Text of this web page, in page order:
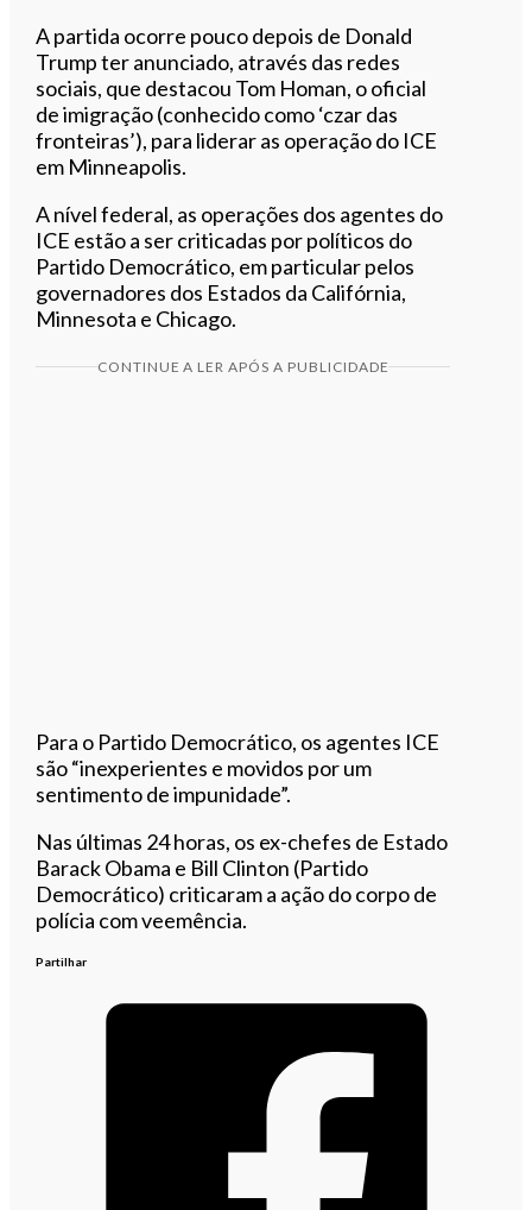
A partida ocorre pouco depois de Donald
Trump ter anunciado, através das redes
sociais, que destacou Tom Homan, o oficial
de imigração (conhecido como ‘czar das
fronteiras’), para liderar as operação do ICE
em Minneapolis.
A nível federal, as operações dos agentes do
ICE estão a ser criticadas por políticos do
Partido Democrático, em particular pelos
governadores dos Estados da Califórnia,
Minnesota e Chicago.
CONTINUE A LER APÓS A PUBLICIDADE
Para o Partido Democrático, os agentes ICE
são “inexperientes e movidos por um
sentimento de impunidade”.
Nas últimas 24 horas, os ex-chefes de Estado
Barack Obama e Bill Clinton (Partido
Democrático) criticaram a ação do corpo de
polícia com veemência.
Partilhar